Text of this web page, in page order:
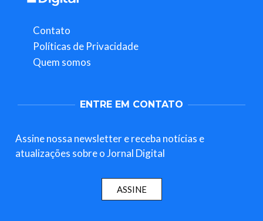
Contato
Políticas de Privacidade
Quem somos
ENTRE EM CONTATO
Assine nossa newsletter e receba notícias e
atualizações sobre o Jornal Digital
ASSINE